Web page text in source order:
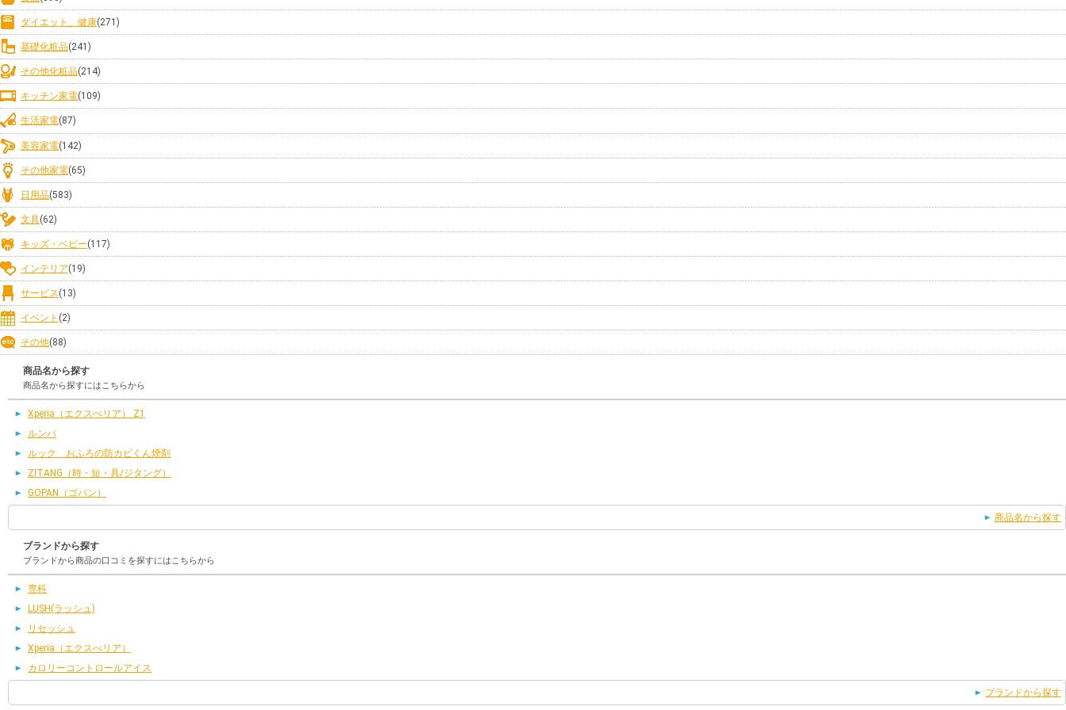
ダイエット、健康(271)
基礎化粧品(241)
その他化粧品(214)
キッチン家電(109)
生活家電(87)
美容家電(142)
その他家電(65)
日用品(583)
文具(62)
キッズ・ベビー(117)
インテリア(19)
サービス(13)
イベント (2)
その他(88)
商品名から探す
商品名から探すにはこちらから
Xperia（エクスぺリア） Z1
ルンバ
ルック おふろの防カビくん煙剤
ZITANG（時・短・具/ジタング）
GOPAN（ゴパン）
商品名から探す
ブランドから探す
ブランドから商品の口コミを探すにはこちらから
専科
LUSH(ラッシュ)
リセッシュ
Xperia（エクスぺリア）
カロリーコントロールアイス
ブランドから探す